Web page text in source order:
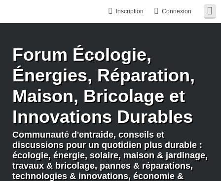
Connexion
Inscription
Forum Écologie,
Énergies, Réparation,
Maison, Bricolage et
Innovations Durables
Communauté d'entraide, conseils et
discussions pour un quotidien plus durable :
écologie, énergie, solaire, maison & jardinage,
travaux & bricolage, pannes & réparations,
technologies & innovations, économie &